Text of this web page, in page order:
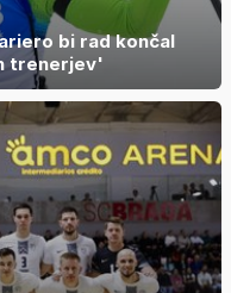
bi rad končal
trenerjev'